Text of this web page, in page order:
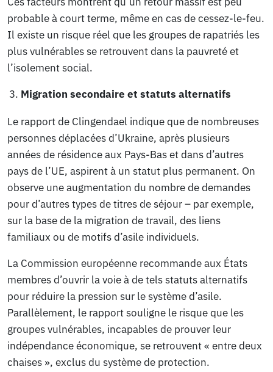
probable à court terme, même en cas de cessez-le-feu.
Il existe un risque réel que les groupes de rapatriés les
plus vulnérables se retrouvent dans la pauvreté et
l’isolement social.
Migration secondaire et statuts alternatifs
Le rapport de Clingendael indique que de nombreuses
personnes déplacées d’Ukraine, après plusieurs
années de résidence aux Pays-Bas et dans d’autres
pays de l’UE, aspirent à un statut plus permanent. On
observe une augmentation du nombre de demandes
pour d’autres types de titres de séjour – par exemple,
sur la base de la migration de travail, des liens
familiaux ou de motifs d’asile individuels.
La Commission européenne recommande aux États
membres d’ouvrir la voie à de tels statuts alternatifs
pour réduire la pression sur le système d’asile.
Parallèlement, le rapport souligne le risque que les
groupes vulnérables, incapables de prouver leur
indépendance économique, se retrouvent « entre deux
chaises », exclus du système de protection.